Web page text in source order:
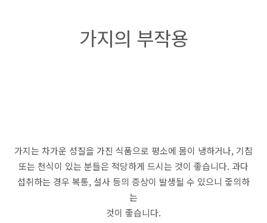
가지의 부작용
가지는 차가운 성질을 가진 식품으로 평소에 몸이 냉하거나, 기침
또는 천식이 있는 분들은 적당하게 드시는 것이 좋습니다. 과다
섭취하는 경우 복통, 설사 등의 증상이 발생될 수 있으니 줗의하
는
것이 좋습니다.